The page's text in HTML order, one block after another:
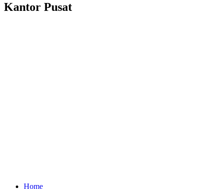
Kantor Pusat
Home